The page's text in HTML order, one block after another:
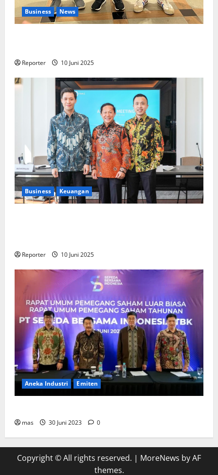
Business News
Reporter 10 Juni 2025
Business Keuangan
Reporter 10 Juni 2025
Aneka Industri Emiten
mas 30 Juni 2023 0
Copyright © All rights reserved. | MoreNews by AF
themes.